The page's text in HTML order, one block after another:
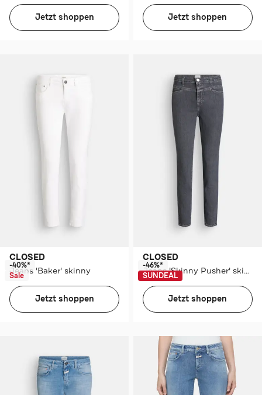
Jetzt shoppen Jetzt shoppen
CLOSED
Jeans 'Baker' skinny
-40%*
Sale
Jetzt shoppen
CLOSED
Jeans 'Skinny Pusher' skinny
-46%*
SUNDEAL
Jetzt shoppen